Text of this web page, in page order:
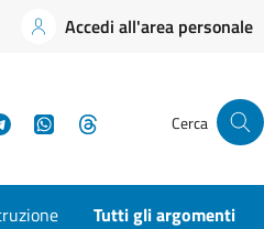
Accedi all'area personale
TelegramWhatsApp Cerca
Tutti gli argomenti